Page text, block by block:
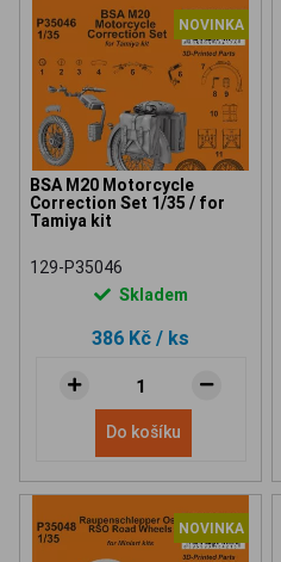
NOVINKA
BSA M20 Motorcycle
Correction Set 1/35 / for
Tamiya kit
129-P35046
Skladem
386 Kč / ks
Do košíku
NOVINKA